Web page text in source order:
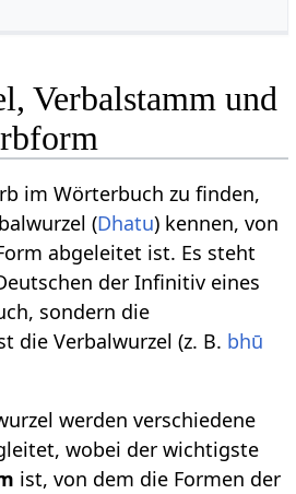
Verbalstamm und
im Wörterbuch zu finden,
(Dhatu) kennen, von
abgeleitet ist. Es steht
der Infinitiv eines
sondern die
die Verbalwurzel (z. B. bhū
werden verschiedene
wobei der wichtigste
ist, von dem die Formen der